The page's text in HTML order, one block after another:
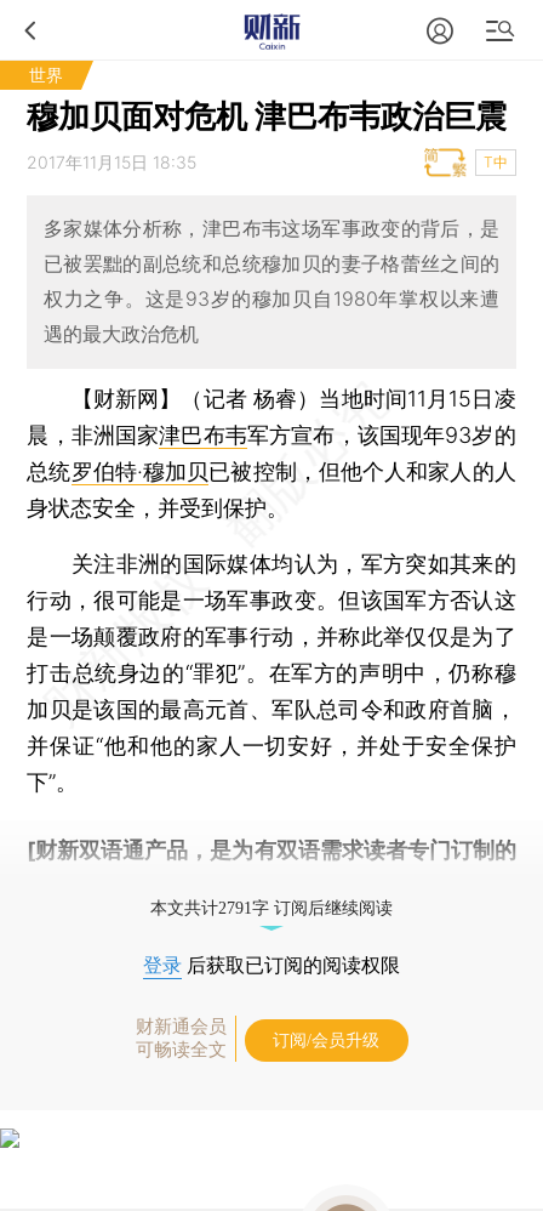
世界
穆加贝面对危机 津巴布韦政治巨震
2017年11月15日 18:35 T中
多家媒体分析称，津巴布韦这场军事政变的背后，是
已被罢黜的副总统和总统穆加贝的妻子格蕾丝之间的
权力之争。这是93岁的穆加贝自1980年掌权以来遭
遇的最大政治危机
【财新网】（记者 杨睿） 当地时间11月15日凌
晨，非洲国家津巴布韦军方宣布，该国现年93岁的
总统罗伯特·穆加贝已被控制，但他个人和家人的人
身状态安全，并受到保护。
关注非洲的国际媒体均认为，军方突如其来的
行动，很可能是一场军事政变。但该国军方否认这
是一场颠覆政府的军事行动，并称此举仅仅是为了
打击总统身边的“罪犯”。在军方的声明中，仍称穆
加贝是该国的最高元首、军队总司令和政府首脑，
并保证“他和他的家人一切安好，并处于安全保护
下”。
[财新双语通产品，是为有双语需求读者专门订制的
本文共计2791字 订阅后继续阅读
登录 后获取已订阅的阅读权限
财新通会员
可畅读全文
订阅/会员升级